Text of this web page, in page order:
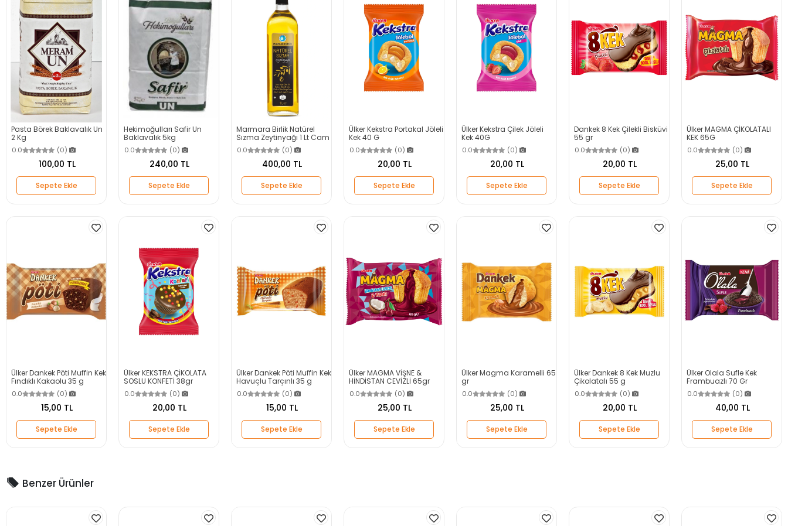
Pasta Börek Baklavalık Un
2 Kg
0.0 (0)
100,00 TL
Sepete Ekle
Hekimoğulları Safir Un
Baklavalık 5kg
0.0 (0)
240,00 TL
Sepete Ekle
Marmara Birlik Natürel
Sızma Zeytinyağı 1 Lt Cam
Şişe
0.0 (0)
400,00 TL
Sepete Ekle
Ülker Kekstra Portakal Jöleli
Kek 40 G
0.0 (0)
20,00 TL
Sepete Ekle
Ülker Kekstra Çilek Jöleli
Kek 40G
0.0 (0)
20,00 TL
Sepete Ekle
Dankek 8 Kek Çilekli Bisküvi
55 gr
0.0 (0)
20,00 TL
Sepete Ekle
Ülker MAGMA ÇİKOLATALI
KEK 65G
0.0 (0)
25,00 TL
Sepete Ekle
Ülker Dankek Pöti Muffin Kek
Fındıklı Kakaolu 35 g
0.0 (0)
15,00 TL
Sepete Ekle
Ülker KEKSTRA ÇİKOLATA
SOSLU KONFETİ 38gr
0.0 (0)
20,00 TL
Sepete Ekle
Ülker Dankek Pöti Muffin Kek
Havuçlu Tarçınlı 35 g
0.0 (0)
15,00 TL
Sepete Ekle
Ülker MAGMA VİŞNE &
HİNDİSTAN CEVİZLİ 65gr
0.0 (0)
25,00 TL
Sepete Ekle
Ülker Magma Karamelli 65
gr
0.0 (0)
25,00 TL
Sepete Ekle
Ülker Dankek 8 Kek Muzlu
Çikolatalı 55 g
0.0 (0)
20,00 TL
Sepete Ekle
Ülker Olala Sufle Kek
Frambuazlı 70 Gr
0.0 (0)
40,00 TL
Sepete Ekle
Benzer Ürünler